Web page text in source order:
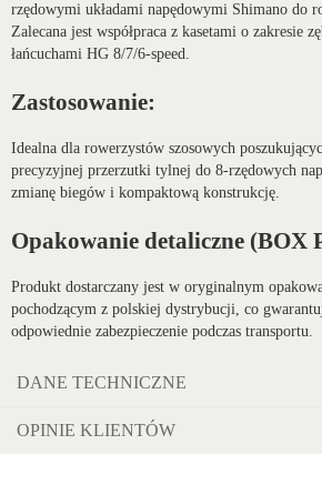
rzędowymi układami napędowymi Shimano do
Zalecana jest współpraca z kasetami o zakresie
łańcuchami HG 8/7/6-speed.
Zastosowanie:
Idealna dla rowerzystów szosowych
precyzyjnej przerzutki tylnej do 8-rzędowych
zmianę biegów i kompaktową konstrukcję.
Opakowanie detaliczne (BOX
Produkt dostarczany jest w oryginalnym
pochodzącym z polskiej dystrybucji, co
odpowiednie zabezpieczenie podczas transportu.
DANE TECHNICZNE
OPINIE KLIENTÓW